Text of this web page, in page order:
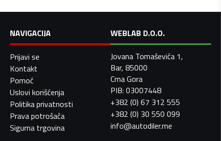
NAVIGACIJA
Prijavi se
Kontakt
Pomoć
Uslovi korišćenja
Politika privatnosti
Prava potrošača
Sigurna trgovina
WEBLAB D.O.O.
Jovana Tomaševića 1,
Bar, 85000
Crna Gora
PIB: 03007448
+382 (0) 67 312 555
+382 (0) 30 550 099
info@autodiler.me